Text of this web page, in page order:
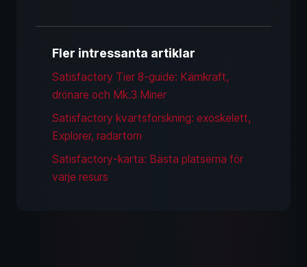
Fler intressanta artiklar
Satisfactory Tier 8-guide: Kärnkraft,
drönare och Mk.3 Miner
Satisfactory kvartsforskning: exoskelett,
Explorer, radartorn
Satisfactory-karta: Bästa platserna för
varje resurs